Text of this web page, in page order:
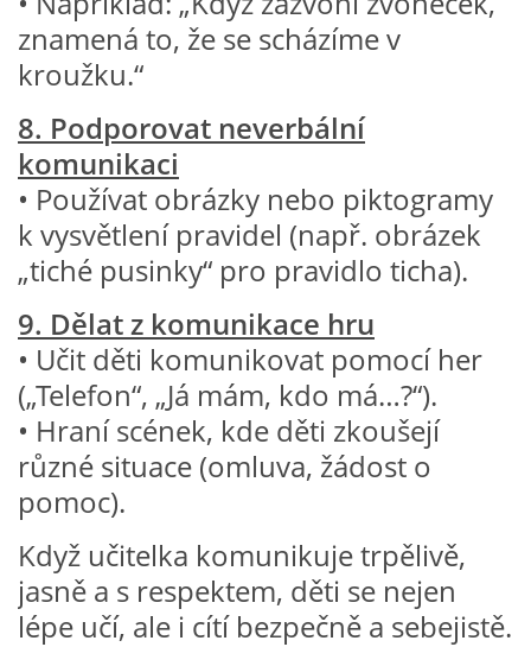
TÝDENNÍ PLÁNY
SMYSLOVÁ AKTIVITA
MONTESSORI AKTIVITA
JÓGOVÉ CVIČENÍ, TYPY, RADY, RECENZE
KALENDÁŘ PRO DĚTI
STÁTNÍ SVÁTKY
SVATÝ VÁCLAV
20.10. DEN STROMŮ
HALLOWEEN
znamená to, že se scházíme v
kroužku.“
8. Podporovat neverbální
komunikaci
• Používat obrázky nebo piktogramy
k vysvětlení pravidel (např. obrázek
„tiché pusinky“ pro pravidlo ticha).
9. Dělat z komunikace hru
• Učit děti komunikovat pomocí her
(„Telefon“, „Já mám, kdo má…?“).
• Hraní scének, kde děti zkoušejí
různé situace (omluva, žádost o
pomoc).
Když učitelka komunikuje trpělivě,
jasně a s respektem, děti se nejen
lépe učí, ale i cítí bezpečně a sebejistě.